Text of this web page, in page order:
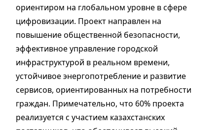
ориентиром на глобальном уровне в сфере
цифровизации. Проект направлен на
повышение общественной безопасности,
эффективное управление городской
инфраструктурой в реальном времени,
устойчивое энергопотребление и развитие
сервисов, ориентированных на потребности
граждан. Примечательно, что 60% проекта
реализуется с участием казахстанских